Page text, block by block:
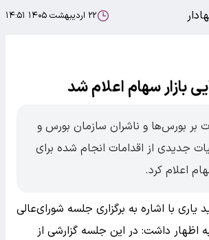
۲۲ اردیبهشت ۱۴۰۵ ۱۴:۵۱
بازار سهام اعلام شد
بر بورس‌ها و ناشران سازمان بورس و
جدیدی از اقدامات انجام شده برای
اعلام کرد.
یاری با اشاره به برگزاری جلسه شورای‌عالی
اظهار داشت: در این جلسه گزارشی از